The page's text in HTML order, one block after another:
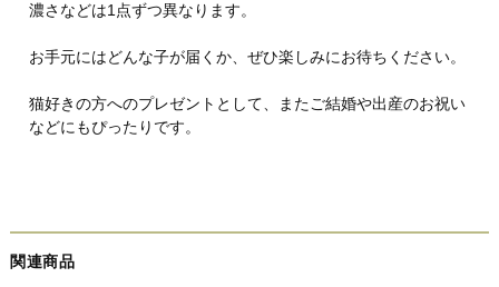
濃さなどは1点ずつ異なります。
お手元にはどんな子が届くか、ぜひ楽しみにお待ちください。
猫好きの方へのプレゼントとして、またご結婚や出産のお祝い
などにもぴったりです。
関連商品